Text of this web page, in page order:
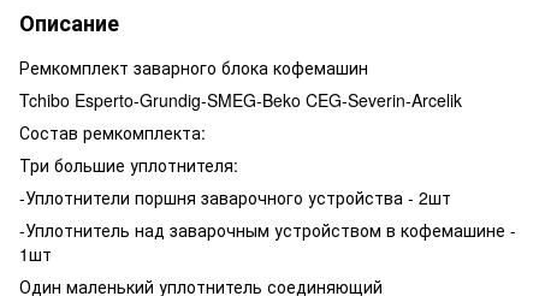
Описание
Ремкомплект заварного блока кофемашин
Tchibo Esperto-Grundig-SMEG-Beko CEG-Severin-Arcelik
Состав ремкомплекта:
Три большие уплотнителя:
-Уплотнители поршня заварочного устройства - 2шт
-Уплотнитель над заварочным устройством в кофемашине -
1шт
Один маленький уплотнитель соединяющий